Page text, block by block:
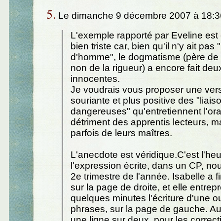
5. Le dimanche 9 décembre 2007 à
L'exemple rapporté par Eveline est
bien triste car, bien qu'il n'y ait pas
d'homme", le dogmatisme (père de
non de la rigueur) a encore fait
innocentes.
Je voudrais vous proposer une
souriante et plus positive des
dangereuses" qu'entretiennent
détriment des apprentis lecteurs,
parfois de leurs maîtres.
L'anecdote est véridique.C'est
l'expression écrite, dans un CP,
2e trimestre de l'année. Isabelle a
sur la page de droite, et elle
quelques minutes l'écriture d'une
phrases, sur la page de gauche.